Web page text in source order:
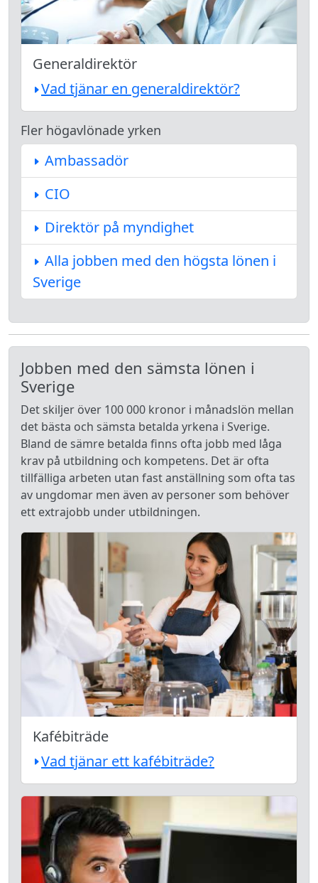
Generaldirektör
Vad tjänar en generaldirektör?
Fler högavlönade yrken
Ambassadör
CIO
Direktör på myndighet
Alla jobben med den högsta lönen i
Sverige
Jobben med den sämsta lönen i
Sverige
Det skiljer över 100 000 kronor i månadslön mellan
det bästa och sämsta betalda yrkena i Sverige.
Bland de sämre betalda finns ofta jobb med låga
krav på utbildning och kompetens. Det är ofta
tillfälliga arbeten utan fast anställning som ofta tas
av ungdomar men även av personer som behöver
ett extrajobb under utbildningen.
Kafébiträde
Vad tjänar ett kafébiträde?